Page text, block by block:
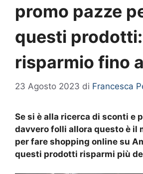
promo pazze
questi prodotti:
risparmio fino
23 Agosto 2023 di Francesca
Se si è alla ricerca di sconti e
davvero folli allora questo è il
per fare shopping online su
questi prodotti risparmi più